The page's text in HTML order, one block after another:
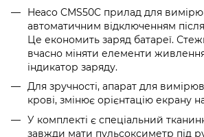
Heaco CMS50C прилад для
автоматичним відключенням
Це економить заряд батареї.
вчасно міняти елементи
індикатор заряду.
Для зручності, апарат для
крові, змінює орієнтацію екрану
У комплекті є спеціальний
завжди мати пульсоксиметр під